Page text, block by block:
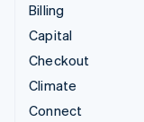
Billing
Capital
Checkout
Climate
Connect